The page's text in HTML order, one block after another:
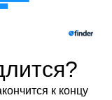
к концу